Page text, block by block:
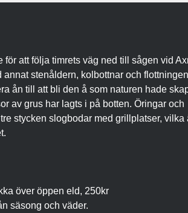
att följa timrets väg ned till sågen vid
stenåldern, kolbottnar och
ån till att bli den å som naturen hade
av grus har lagts i på botten. Öringar och
stycken slogbodar med grillplatser, vilka
över öppen eld, 250kr
säsong och väder.